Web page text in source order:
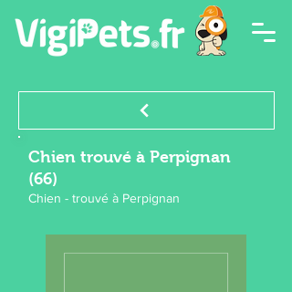
Chien trouvé à Perpignan
(66)
Chien - trouvé à Perpignan